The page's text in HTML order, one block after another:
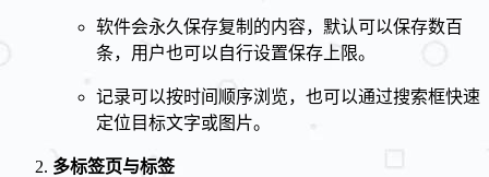
软件会永久保存复制的内容，默认可以保存数百
条，用户也可以自行设置保存上限。
记录可以按时间顺序浏览，也可以通过搜索框快速
定位目标文字或图片。
多标签页与标签